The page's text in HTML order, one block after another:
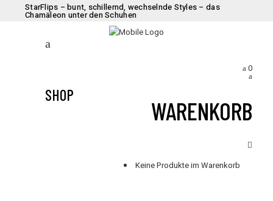
StarFlips – bunt, schillernd, wechselnde Styles – das
Chamäleon unter den Schuhen
0
WARENKORB
Keine Produkte im Warenkorb
SHOP